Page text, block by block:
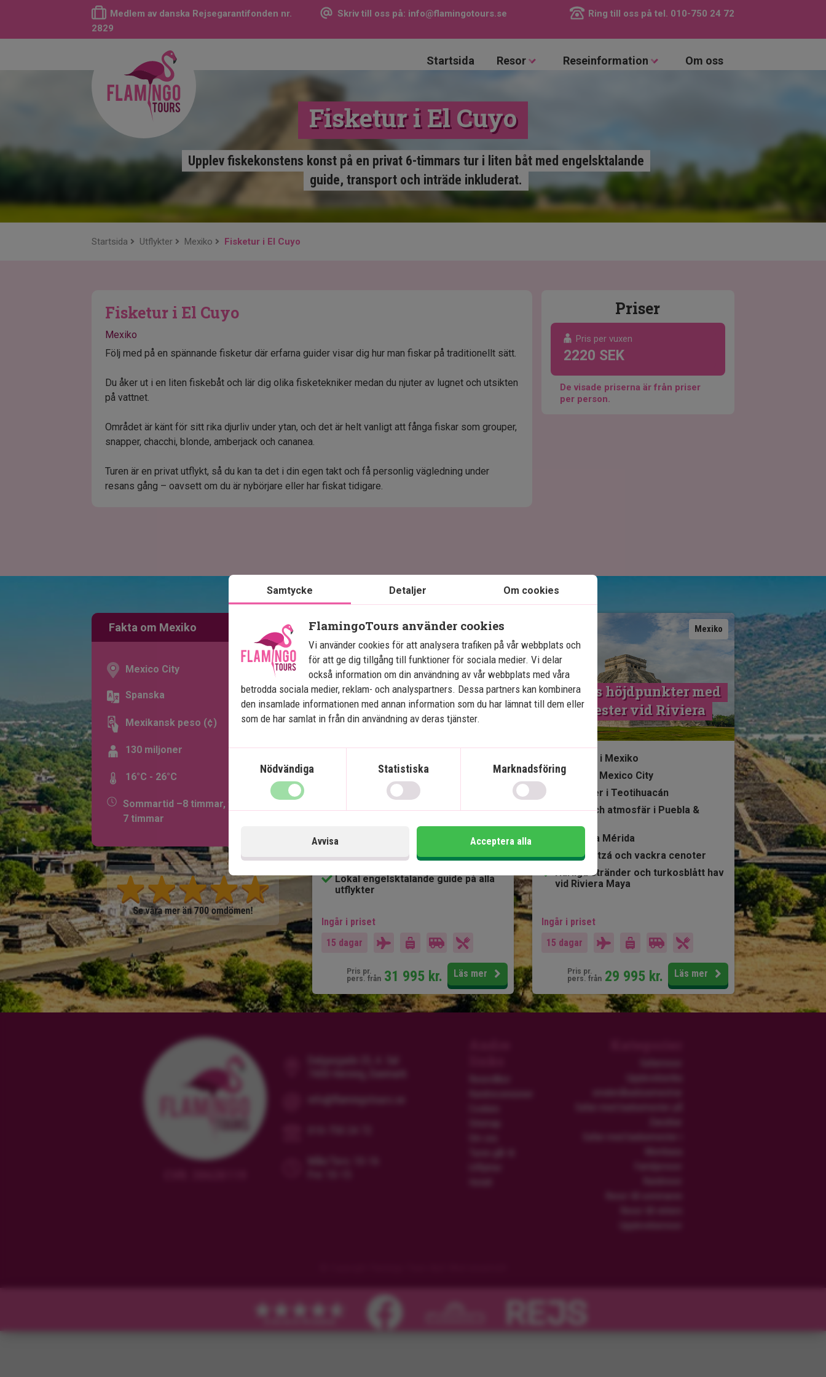
Medlem av danska Rejsegarantifonden nr.
2829
Skriv till oss på: info@flamingotours.se Ring till oss på tel. 010-750 24 72
Startsida Resor Reseinformation Om oss
Fisketur i El Cuyo
Upplev fiskekonstens konst på en privat 6-timmars tur i liten båt med engelsktalande
guide, transport och inträde inkluderat.
Startsida Utflykter Mexiko Fisketur i El Cuyo
Fisketur i El Cuyo
Mexiko
Följ med på en spännande fisketur där erfarna guider visar dig hur man fiskar på traditionellt sätt.
Du åker ut i en liten fiskebåt och lär dig olika fisketekniker medan du njuter av lugnet och utsikten
på vattnet.
Området är känt för sitt rika djurliv under ytan, och det är helt vanligt att fånga fiskar som grouper,
snapper, chacchi, blonde, amberjack och cananea.
Turen är en privat utflykt, så du kan ta det i din egen takt och få personlig vägledning under
resans gång – oavsett om du är nybörjare eller har fiskat tidigare.
Priser
Pris per vuxen
2220 SEK
De visade priserna är från priser
per person.
Fakta om Mexiko
Mexico City
Spanska
Mexikansk peso (¢)
130 miljoner
16°C - 26°C
Sommartid –8 timmar, vintertid –
7 timmar
Mexiko
Se karta
Mexikos höjdpunkter med
badsemester på Isla Holbox
Stadsliv i Mexico City
Pyramider i Teotihuacán
Ruiner i Puebla & Oaxaca
Chichén Itzá & cenoter
Paradisstränder på Isla Holbox
Lokal engelsktalande guide på alla
utflykter
Ingår i priset
15 dagar
Pris pr.
pers. från 31 995 kr. Läs mer
Mexiko
Mexikos höjdpunkter med
badsemester vid Riviera
13 nätter i Mexiko
Stadsliv i Mexico City
Pyramider i Teotihuacán
Ruiner och atmosfär i Puebla &
Charmiga Mérida
Chichén Itzá och vackra cenoter
Härliga stränder och turkosblått hav
vid Riviera Maya
Ingår i priset
15 dagar
Pris pr.
pers. från 29 995 kr. Läs mer
Samtycke Detaljer Om cookies
FlamingoTours använder cookies
Vi använder cookies för att analysera trafiken på vår webbplats och
för att ge dig tillgång till funktioner för sociala medier. Vi delar
också information om din användning av vår webbplats med våra
betrodda sociala medier, reklam- och analyspartners. Dessa partners kan kombinera
den insamlade informationen med annan information som du har lämnat till dem eller
som de har samlat in från din användning av deras tjänster.
Nödvändiga Statistiska Marknadsföring
Avvisa Acceptera alla